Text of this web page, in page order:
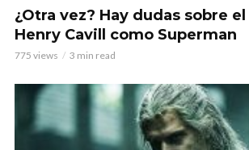
¿Otra vez? Hay dudas sobre
Henry Cavill como Superman
775 views 3 min read